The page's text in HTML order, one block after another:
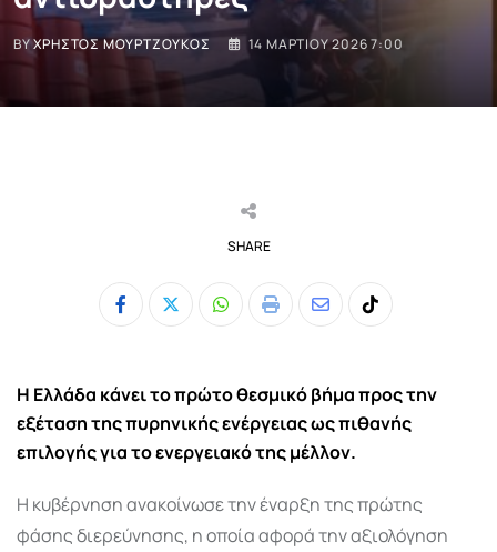
BYΧΡΉΣΤΟΣ ΜΟΥΡΤΖΟΎΚΟΣ 14 ΜΑΡΤΊΟΥ 2026 7:00
SHARE
Whatsapp
Print
ShareTiktok
Η Ελλάδα κάνει το πρώτο θεσμικό βήμα προς την
εξέταση της πυρηνικής ενέργειας ως πιθανής
επιλογής για το ενεργειακό της μέλλον.
Η κυβέρνηση ανακοίνωσε την έναρξη της πρώτης
φάσης διερεύνησης, η οποία αφορά την αξιολόγηση